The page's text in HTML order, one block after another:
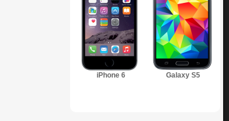
iPhone 6 Galaxy S5